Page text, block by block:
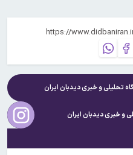
تحلیلی و خبریدیدبان ایران
و خبریدیدبان ایران